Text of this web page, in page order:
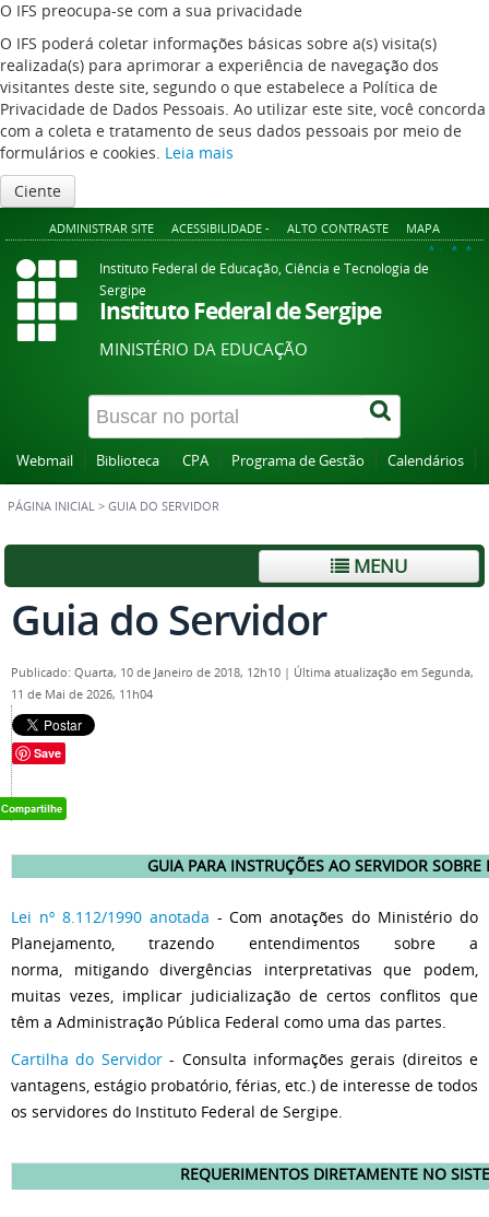
O IFS preocupa-se com a sua privacidade
O IFS poderá coletar informações básicas sobre a(s) visita(s)
realizada(s) para aprimorar a experiência de navegação dos
visitantes deste site, segundo o que estabelece a Política de
Privacidade de Dados Pessoais. Ao utilizar este site, você concorda
com a coleta e tratamento de seus dados pessoais por meio de
formulários e cookies. Leia mais
Ciente
ADMINISTRAR SITE ACESSIBILIDADE - ALTO CONTRASTE MAPA
A+ A A-
Instituto Federal de Educação, Ciência e Tecnologia de
Sergipe
Instituto Federal de Sergipe
MINISTÉRIO DA EDUCAÇÃO
Webmail Biblioteca CPA Programa de Gestão Calendários
PÁGINA INICIAL > GUIA DO SERVIDOR
MENU
Guia do Servidor
Publicado: Quarta, 10 de Janeiro de 2018, 12h10 | Última atualização em Segunda,
11 de Mai de 2026, 11h04
Save
GUIA PARA INSTRUÇÕES AO SERVIDOR
Lei nº 8.112/1990 anotada - Com anotações do Ministério do
Planejamento, trazendo entendimentos sobre a
norma, mitigando divergências interpretativas que podem,
muitas vezes, implicar judicialização de certos conflitos que
têm a Administração Pública Federal como uma das partes.
Cartilha do Servidor- Consulta informações gerais (direitos e
vantagens, estágio probatório, férias, etc.) de interesse de todos
os servidores do Instituto Federal de Sergipe.
REQUERIMENTOS DIRETAMENTE NO